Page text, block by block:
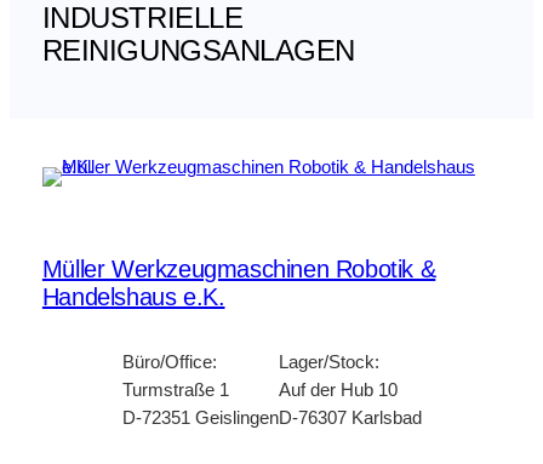
INDUSTRIELLE
REINIGUNGSANLAGEN
Müller Werkzeugmaschinen Robotik &
Handelshaus e.K.
Büro/Office:
Turmstraße 1
D-72351 Geislingen
Lager/Stock:
Auf der Hub 10
D-76307 Karlsbad